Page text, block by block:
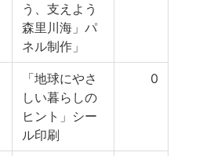
う、支えよう
森里川海」パ
ネル制作」
「地球にやさ
しい暮らしの
ヒント」シー
ル印刷
0